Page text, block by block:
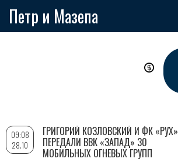
Петр и Мазепа
09:08
28.10
ГРИГОРИЙ КОЗЛОВСКИЙ И ФК «РУХ»
ПЕРЕДАЛИ ВВК «ЗАПАД» 30
МОБИЛЬНЫХ ОГНЕВЫХ ГРУПП